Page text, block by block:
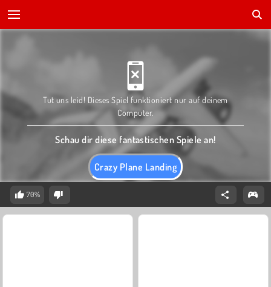
Crazy Plane Landing
Tut uns leid! Dieses Spiel funktioniert nur auf deinem
Computer.
Schau dir diese fantastischen Spiele an!
70%